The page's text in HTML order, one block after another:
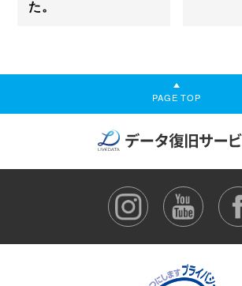
た。
PAGE TOP